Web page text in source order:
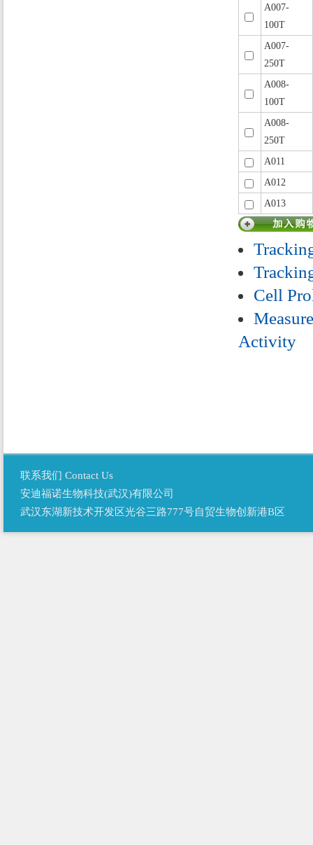
A007-
100T
A007-
250T
A008-
100T
A008-
250T
A011
A012
A013
Cell
Activity
联系我们 Contact Us
安迪福诺生物科技(武汉)有限公司
武汉东湖新技术开发区光谷三路777号自贸生物创新港B区